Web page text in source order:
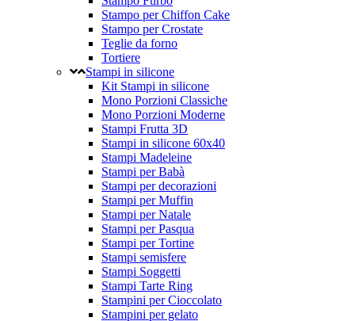
Stampo per Chiffon Cake
Stampo per Crostate
Teglie da forno
Tortiere
Stampi in silicone
Kit Stampi in silicone
Mono Porzioni Classiche
Mono Porzioni Moderne
Stampi Frutta 3D
Stampi in silicone 60x40
Stampi Madeleine
Stampi per Babà
Stampi per decorazioni
Stampi per Muffin
Stampi per Natale
Stampi per Pasqua
Stampi per Tortine
Stampi semisfere
Stampi Soggetti
Stampi Tarte Ring
Stampini per Cioccolato
Stampini per gelato